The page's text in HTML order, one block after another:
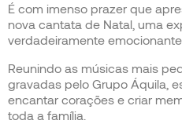
É com imenso prazer que
nova cantata de Natal, uma
verdadeiramente
Reunindo as músicas mais
gravadas pelo Grupo Áquila,
encantar corações e criar
toda a família.